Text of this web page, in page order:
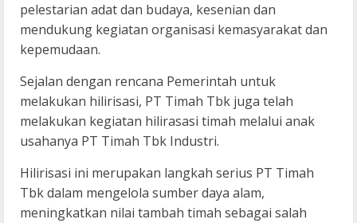
pelestarian adat dan budaya, kesenian dan
mendukung kegiatan organisasi kemasyarakat dan
kepemudaan.
Sejalan dengan rencana Pemerintah untuk
melakukan hilirisasi, PT Timah Tbk juga telah
melakukan kegiatan hilirasasi timah melalui anak
usahanya PT Timah Tbk Industri.
Hilirisasi ini merupakan langkah serius PT Timah
Tbk dalam mengelola sumber daya alam,
meningkatkan nilai tambah timah sebagai salah